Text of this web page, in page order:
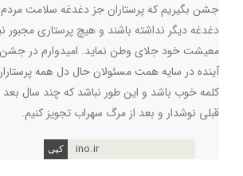
جشن بگیریم که پرستاران جز دغدغه سلامت مردم
دغدغه دیگر نداشته باشند و هیچ پرستاری مجبور
معیشت خود جلای وطن نماید. امیدوارم در جشن
آینده در سایه همت مسئولان حال دل همه
کلمه خوب باشد و این طور نباشد که چند سال بعد
قبلی نوشدار و بعد از مرگ سهراب تجویز کنیم.
ino.ir